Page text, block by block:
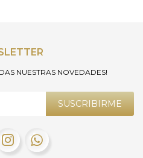
NUESTRAS NOVEDADES!
SUSCRIBIRME
 